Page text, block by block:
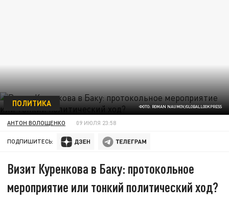
ФОТО: ROMAN NAUMOV/GLOBALLOOKPRESS
ПОЛИТИКА
АНТОН ВОЛОЩЕНКО 09 ИЮЛЯ 23:58
ПОДПИШИТЕСЬ:
Визит Куренкова в Баку: протокольное
мероприятие или тонкий политический ход?